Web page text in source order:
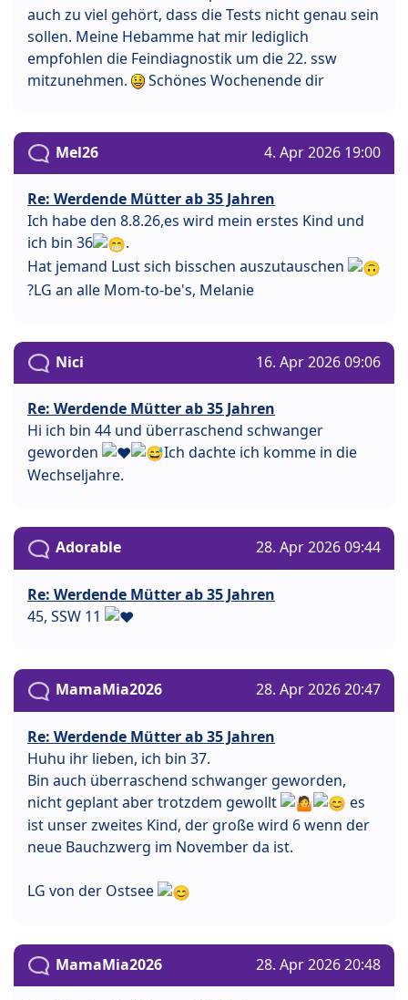
auch zu viel gehört, dass die Tests nicht genau sein
sollen. Meine Hebamme hat mir lediglich
empfohlen die Feindiagnostik um die 22. ssw
mitzunehmen.
Schönes Wochenende dir
Mel26 4. Apr 2026 19:00
Re: Werdende Mütter ab 35 Jahren
Ich habe den 8.8.26,es wird mein erstes Kind und
ich bin 36
.
Hat jemand Lust sich bisschen auszutauschen
?LG an alle Mom-to-be's, Melanie
Nici 16. Apr 2026 09:06
Re: Werdende Mütter ab 35 Jahren
Hi ich bin 44 und überraschend schwanger
geworden
Ich dachte ich komme in die
Wechseljahre.
Adorable 28. Apr 2026 09:44
Re: Werdende Mütter ab 35 Jahren
45, SSW 11
MamaMia2026 28. Apr 2026 20:47
Re: Werdende Mütter ab 35 Jahren
Huhu ihr lieben, ich bin 37.
Bin auch überraschend schwanger geworden,
nicht geplant aber trotzdem gewollt
es
ist unser zweites Kind, der große wird 6 wenn der
neue Bauchzwerg im November da ist.
LG von der Ostsee
MamaMia2026 28. Apr 2026 20:48